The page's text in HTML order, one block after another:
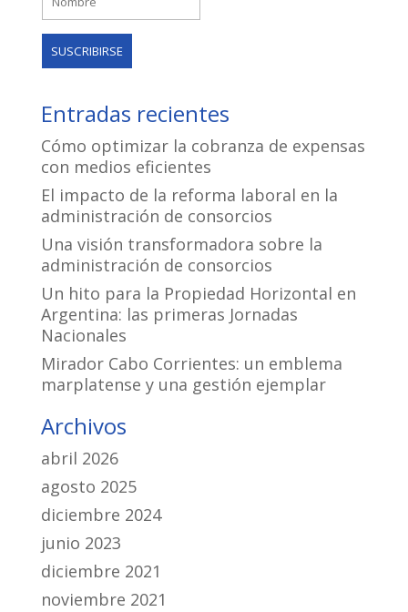
Entradas recientes
Cómo optimizar la cobranza de expensas
con medios eficientes
El impacto de la reforma laboral en la
administración de consorcios
Una visión transformadora sobre la
administración de consorcios
Un hito para la Propiedad Horizontal en
Argentina: las primeras Jornadas
Nacionales
Mirador Cabo Corrientes: un emblema
marplatense y una gestión ejemplar
Archivos
abril 2026
agosto 2025
diciembre 2024
junio 2023
diciembre 2021
noviembre 2021